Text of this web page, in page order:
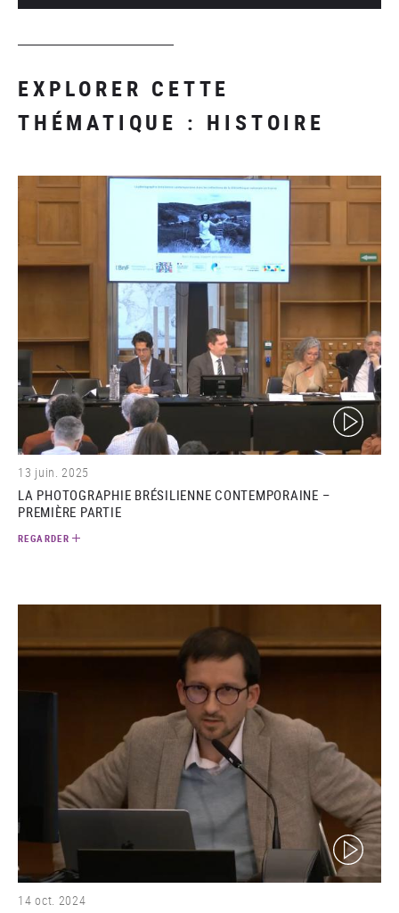
EXPLORER CETTE
THÉMATIQUE : HISTOIRE
(video)
13 juin. 2025
LA PHOTOGRAPHIE BRÉSILIENNE CONTEMPORAINE –
PREMIÈRE PARTIE
REGARDER
(video)
14 oct. 2024